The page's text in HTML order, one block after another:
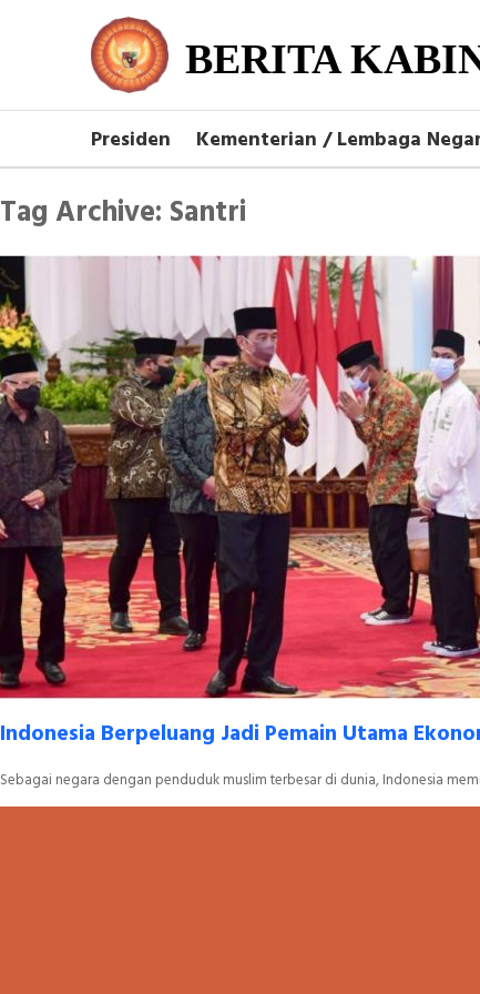
BERITA
Presiden Kementerian / Lembaga
Tag Archive: Santri
Indonesia Berpeluang Jadi Pemain Utama
Sebagai negara dengan penduduk muslim terbesar di dunia, Indonesia